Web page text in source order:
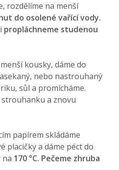
rozdělíme na menší
do osolené vařící vody.
propláchneme studenou
kousky, dáme do
nebo nastrouhaný
sůl a promícháme.
a znovu
papírem skládáme
placičky a dáme péct do
na 170 °C. Pečeme zhruba